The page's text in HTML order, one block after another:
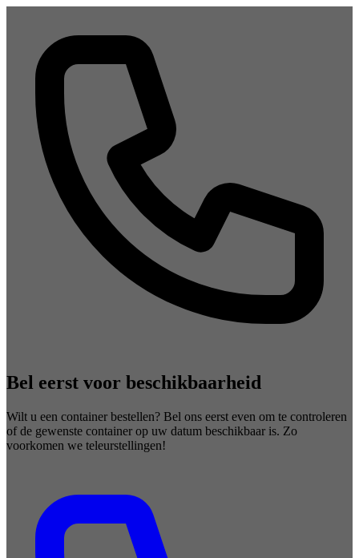
Bel eerst voor beschikbaarheid
Wilt u een container bestellen? Bel ons eerst even om te controleren
of de gewenste container op uw datum beschikbaar is. Zo
voorkomen we teleurstellingen!